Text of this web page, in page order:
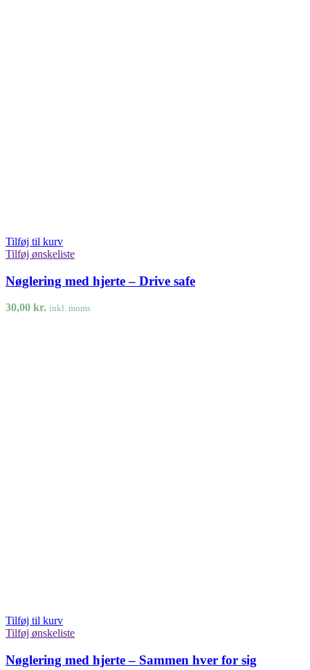
Tilføj til kurv
Tilføj ønskeliste
Nøglering med hjerte – Drive safe
30,00 kr. inkl. moms
Tilføj til kurv
Tilføj ønskeliste
Nøglering med hjerte – Sammen hver for sig